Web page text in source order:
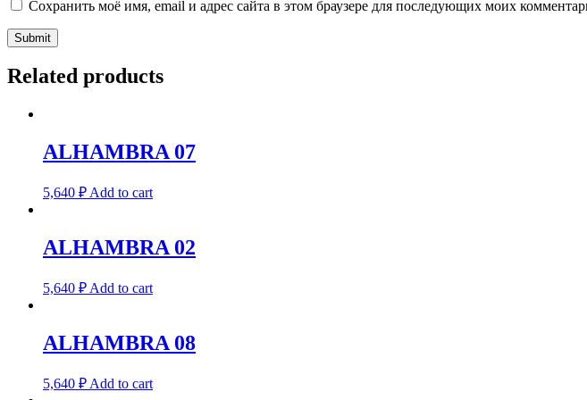
Сохранить моё имя, email и адрес сайта в этом браузере для последующих моих
Related products
ALHAMBRA 07
5,640 ₽ Add to cart
ALHAMBRA 02
5,640 ₽ Add to cart
ALHAMBRA 08
5,640 ₽ Add to cart